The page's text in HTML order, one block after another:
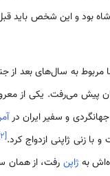
بود و این شخص باید
مربوط به سال‌های بعد از
می‌رفت. یکی از
و سفیر ایران در
و با زنی ژاپنی ازدواج کرد.[۲
ژاپن رفت، از